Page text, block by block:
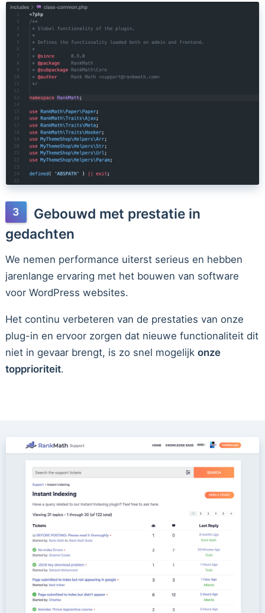
Gebouwd met prestatie in
gedachten
We nemen performance uiterst serieus en hebben
jarenlange ervaring met het bouwen van software
voor WordPress websites.
Het continu verbeteren van de prestaties van onze
plug-in en ervoor zorgen dat nieuwe functionaliteit dit
niet in gevaar brengt, is zo snel mogelijk onze
topprioriteit.